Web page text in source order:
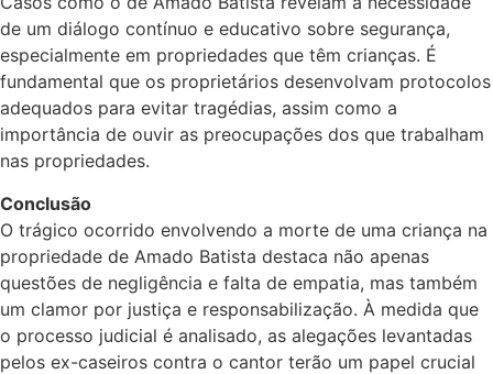
de um diálogo contínuo e educativo sobre segurança,
especialmente em propriedades que têm crianças. É
fundamental que os proprietários desenvolvam protocolos
adequados para evitar tragédias, assim como a
importância de ouvir as preocupações dos que trabalham
nas propriedades.
Conclusão
O trágico ocorrido envolvendo a morte de uma criança na
propriedade de Amado Batista destaca não apenas
questões de negligência e falta de empatia, mas também
um clamor por justiça e responsabilização. À medida que
o processo judicial é analisado, as alegações levantadas
pelos ex-caseiros contra o cantor terão um papel crucial